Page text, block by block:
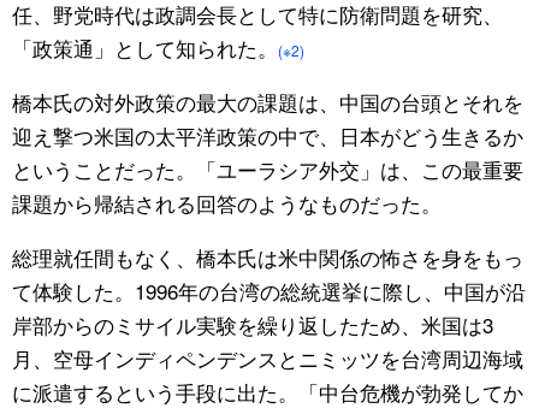
任、野党時代は政調会長として特に防衛問題を研究、
「政策通」として知られた。
(※2)
橋本氏の対外政策の最大の課題は、中国の台頭とそれを
迎え撃つ米国の太平洋政策の中で、日本がどう生きるか
ということだった。「ユーラシア外交」は、この最重要
課題から帰結される回答のようなものだった。
総理就任間もなく、橋本氏は米中関係の怖さを身をもっ
て体験した。1996年の台湾の総統選挙に際し、中国が沿
岸部からのミサイル実験を繰り返したため、米国は3
月、空母インディペンデンスとニミッツを台湾周辺海域
に派遣するという手段に出た。「中台危機が勃発してか